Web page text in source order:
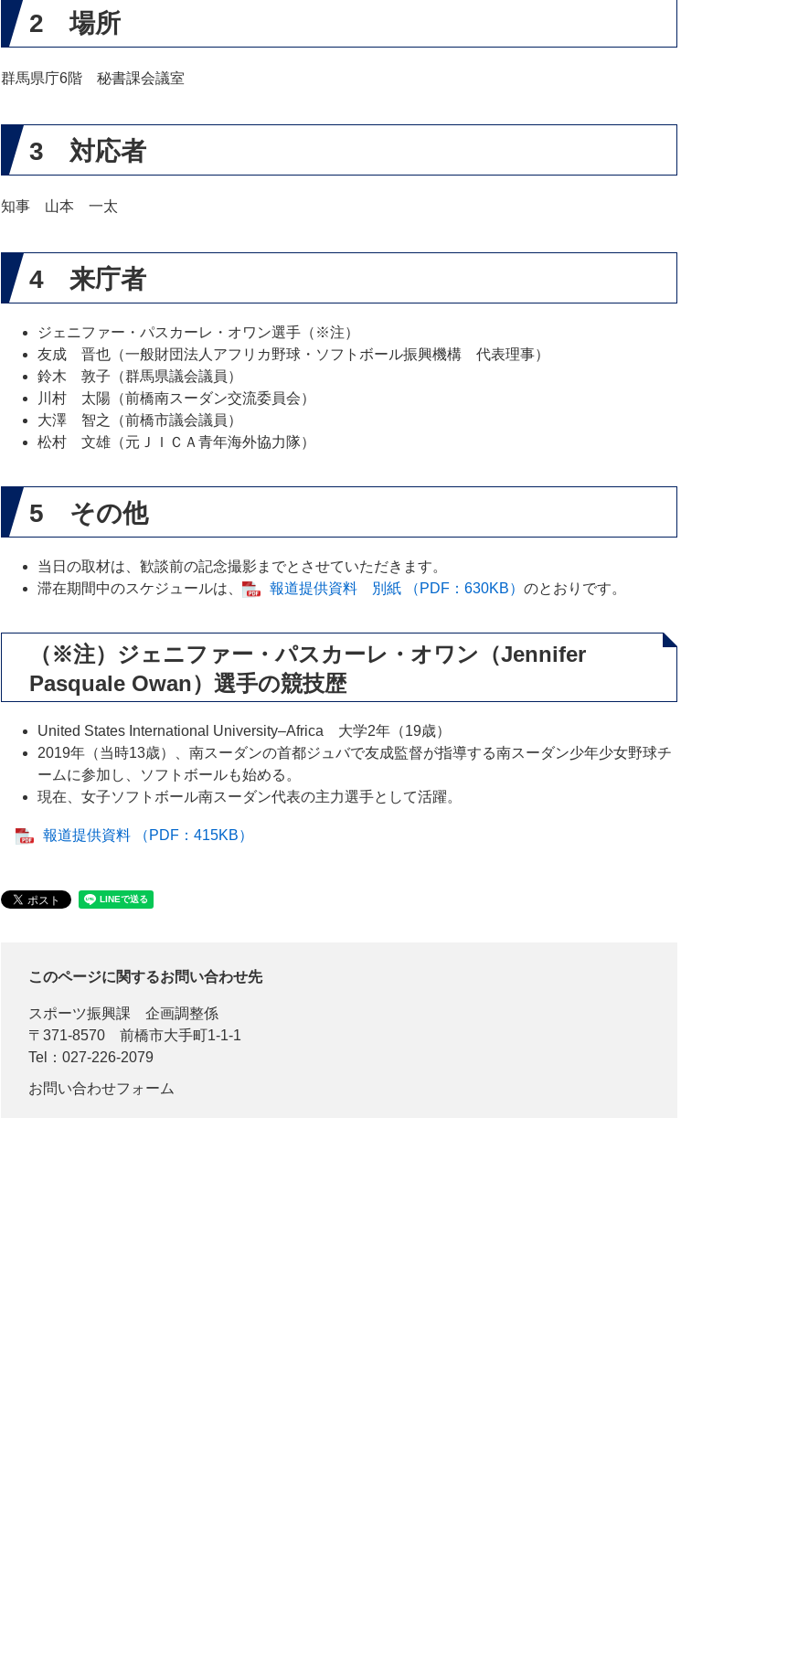
2 場所
群馬県庁6階 秘書課会議室
3 対応者
知事 山本 一太
4 来庁者
ジェニファー・パスカーレ・オワン選手（※注）
友成 晋也（一般財団法人アフリカ野球・ソフトボール振興機構 代表理事）
鈴木 敦子（群馬県議会議員）
川村 太陽（前橋南スーダン交流委員会）
大澤 智之（前橋市議会議員）
松村 文雄（元ＪＩＣＡ青年海外協力隊）
5 その他
当日の取材は、歓談前の記念撮影までとさせていただきます。
滞在期間中のスケジュールは、
報道提供資料 別紙 （PDF：630KB） のとおりです。
（※注）ジェニファー・パスカーレ・オワン（Jennifer
Pasquale Owan）選手の競技歴
United States International University–Africa 大学2年（19歳）
2019年（当時13歳）、南スーダンの首都ジュバで友成監督が指導する南スーダン少年少女野球チ
ームに参加し、ソフトボールも始める。
現在、女子ソフトボール南スーダン代表の主力選手として活躍。
報道提供資料 （PDF：415KB）
このページに関するお問い合わせ先
スポーツ振興課
企画調整係
〒371-8570
前橋市大手町1-1-1
Tel：027-226-2079
お問い合わせフォーム